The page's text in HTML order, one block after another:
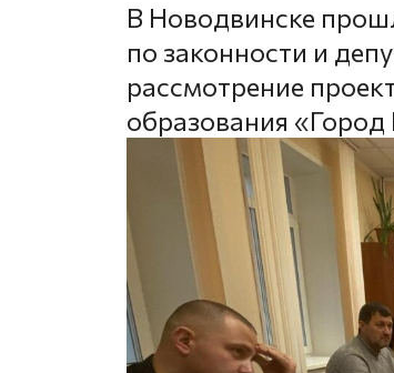
В Новодвинске
по законности и
рассмотрение
образования